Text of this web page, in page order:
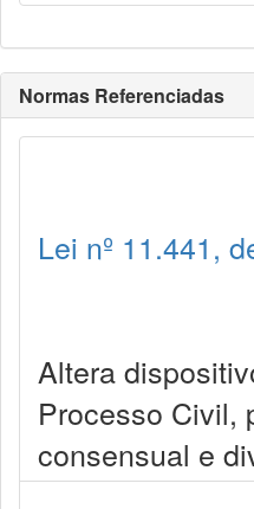
Normas Referenciadas
Lei nº 11.441,
Altera
Processo Civil,
consensual e